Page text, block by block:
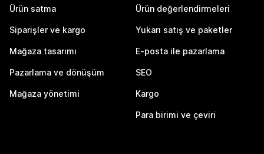
Ürün satma
Siparişler ve kargo
Mağaza tasarımı
Pazarlama ve dönüşüm
Mağaza yönetimi
Ürün değerlendirmeleri
Yukarı satış ve paketler
E-posta ile pazarlama
SEO
Kargo
Para birimi ve çeviri